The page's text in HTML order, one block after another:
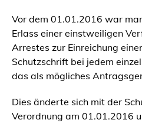
Vor dem 01.01.2016 war
Erlass einer einstweiligen
Arrestes zur Einreichung
Schutzschrift bei jedem
das als mögliches
Dies änderte sich mit der
Verordnung am 01.01.2016